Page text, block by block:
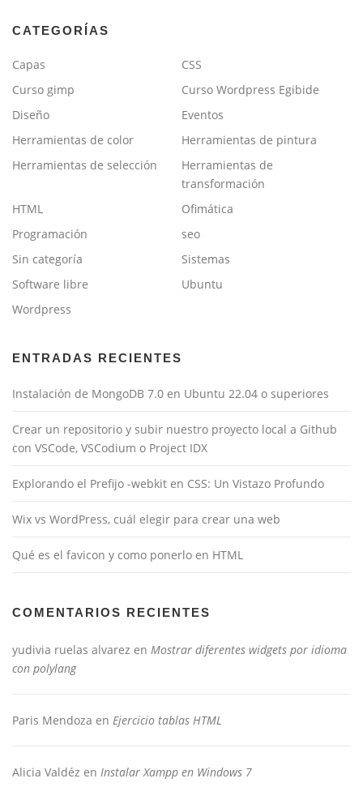
CATEGORÍAS
Capas
CSS
Curso gimp
Curso Wordpress Egibide
Diseño
Eventos
Herramientas de color
Herramientas de pintura
Herramientas de selección
Herramientas de
transformación
HTML
Ofimática
Programación
seo
Sin categoría
Sistemas
Software libre
Ubuntu
Wordpress
ENTRADAS RECIENTES
Instalación de MongoDB 7.0 en Ubuntu 22.04 o superiores
Crear un repositorio y subir nuestro proyecto local a Github
con VSCode, VSCodium o Project IDX
Explorando el Prefijo -webkit en CSS: Un Vistazo Profundo
Wix vs WordPress, cuál elegir para crear una web
Qué es el favicon y como ponerlo en HTML
COMENTARIOS RECIENTES
yudivia ruelas alvarez en Mostrar diferentes widgets por idioma
con polylang
Paris Mendoza en Ejercicio tablas HTML
Alicia Valdéz en Instalar Xampp en Windows 7